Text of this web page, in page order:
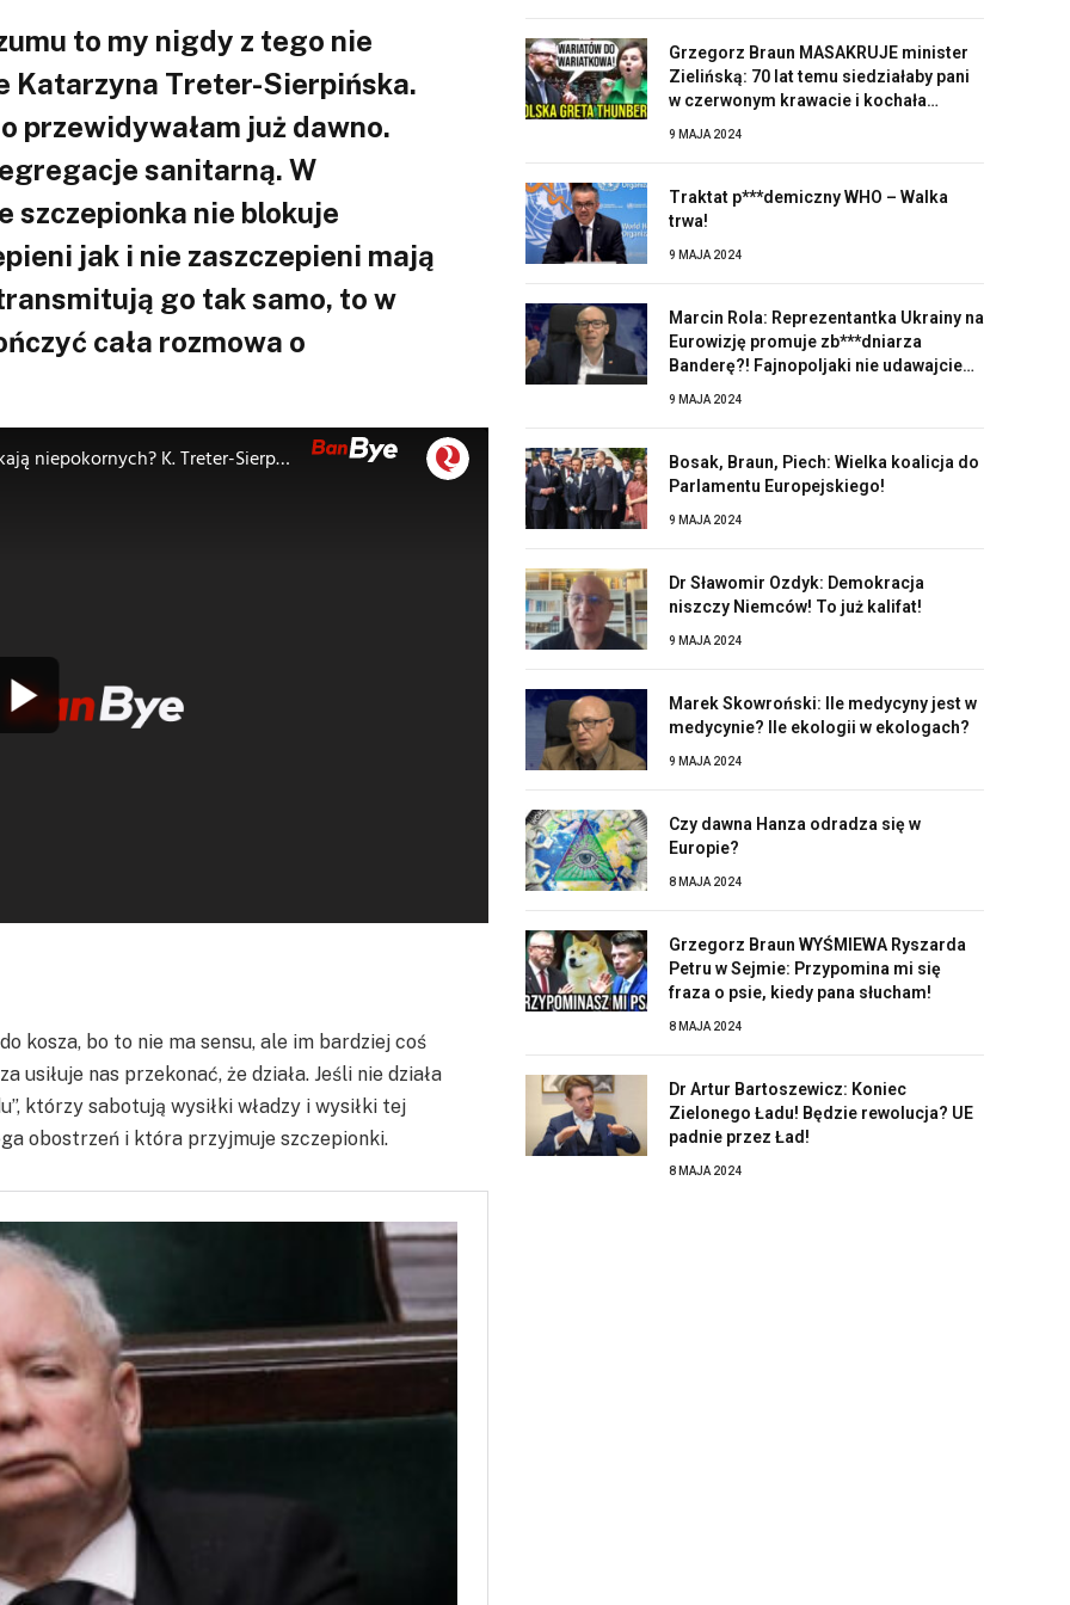
to my nigdy z tego nie
Katarzyna Treter-Sierpińska.
przewidywałam już dawno.
sanitarną. W
szczepionka nie blokuje
jak i nie zaszczepieni mają
go tak samo, to w
cała rozmowa o
kosza, bo to nie ma sensu, ale im bardziej coś
usiłuje nas przekonać, że działa. Jeśli nie działa
którzy sabotują wysiłki władzy i wysiłki tej
obostrzeń i która przyjmuje szczepionki.
Grzegorz Braun MASAKRUJE minister
Zielińską: 70 lat temu siedziałaby pani
w czerwonym krawacie i kochała
9 MAJA 2024
Traktat p***demiczny WHO – Walka
trwa!
9 MAJA 2024
Marcin Rola: Reprezentantka Ukrainy na
Eurowizję promuje zb***dniarza
Banderę?! Fajnopoljaki nie udawajcie
9 MAJA 2024
Bosak, Braun, Piech: Wielka koalicja do
Parlamentu Europejskiego!
9 MAJA 2024
Dr Sławomir Ozdyk: Demokracja
niszczy Niemców! To już kalifat!
9 MAJA 2024
Marek Skowroński: Ile medycyny jest w
medycynie? Ile ekologii w ekologach?
9 MAJA 2024
Czy dawna Hanza odradza się w
Europie?
8 MAJA 2024
Grzegorz Braun WYŚMIEWA Ryszarda
Petru w Sejmie: Przypomina mi się
fraza o psie, kiedy pana słucham!
8 MAJA 2024
Dr Artur Bartoszewicz: Koniec
Zielonego Ładu! Będzie rewolucja? UE
padnie przez Ład!
8 MAJA 2024